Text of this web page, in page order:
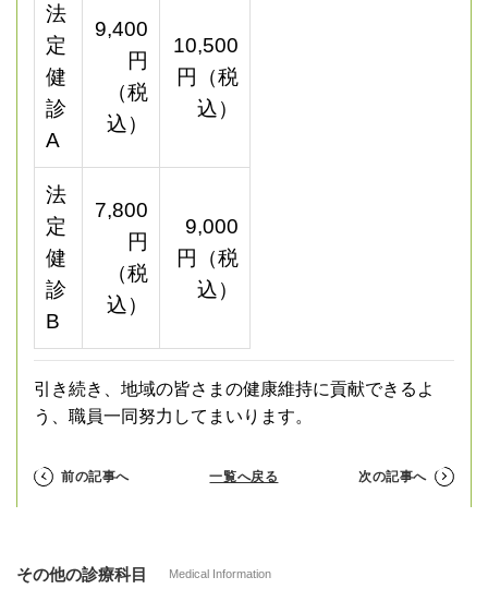
法
定
健
診
A
9,400
円
（税
込）
10,500
円（税
込）
法
定
健
診
B
7,800
円
（税
込）
9,000
円（税
込）
引き続き、地域の皆さまの健康維持に貢献できるよ
う、職員一同努力してまいります。
前の記事へ 一覧へ戻る 次の記事へ
その他の診療科目 Medical Information